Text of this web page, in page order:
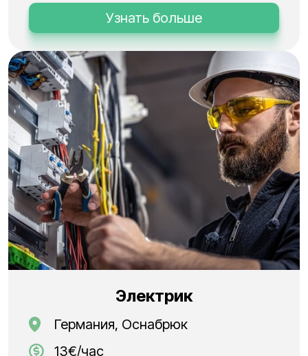
Узнать больше
Электрик
Германия, Оснабрюк
13€/час